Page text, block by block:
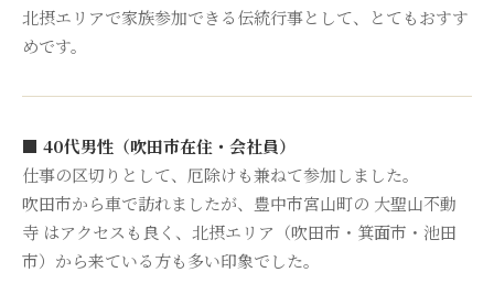
北摂エリアで家族参加できる伝統行事として、とてもおすす
めです。
■ 40代男性（吹田市在住・会社員）
仕事の区切りとして、厄除けも兼ねて参加しました。
吹田市から車で訪れましたが、豊中市宮山町の 大聖山不動
寺 はアクセスも良く、北摂エリア（吹田市・箕面市・池田
市）から来ている方も多い印象でした。